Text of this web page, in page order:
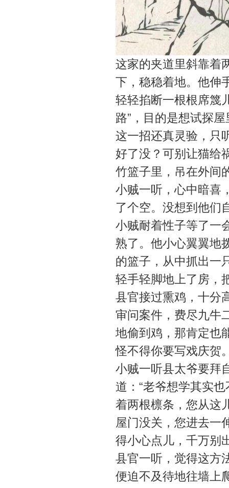
这家的夹道里斜靠着
下，稳稳着地。他伸
轻轻掐断一根根席篾
路”，目的是想试探
这一招还真灵验，只
好了没？可别让猫给
竹篮子里，吊在外间
小贼一听，心中暗喜
了个空。没想到他们
小贼耐着性子等了一
熟了。他小心翼翼地
的篮子，从中抓出一
轻手轻脚地上了房，
县官接过熏鸡，十分
审问案件，费尽九牛
地偷到鸡，那肯定也
怪不得你要写戏庆贺
小贼一听县太爷要拜
道：“老爷想学其实
着两根檩条，您从这
屋门没关，您进去一
得小心点儿，千万别
县官一听，觉得这方
便迫不及待地往墙上